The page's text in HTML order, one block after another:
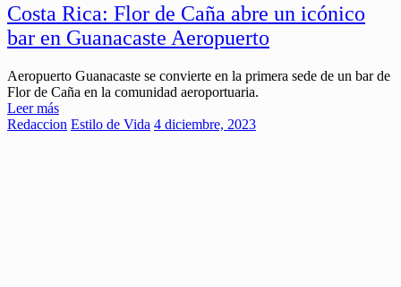
Costa Rica: Flor de Caña abre un icónico
bar en Guanacaste Aeropuerto
Aeropuerto Guanacaste se convierte en la primera sede de un bar de
Flor de Caña en la comunidad aeroportuaria.
Leer más
Redaccion Estilo de Vida 4 diciembre, 2023